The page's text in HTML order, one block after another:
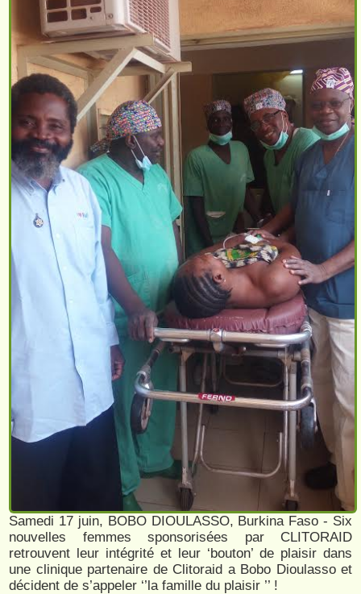
Samedi 17 juin, BOBO DIOULASSO, Burkina Faso - Six
nouvelles femmes sponsorisées par CLITORAID
retrouvent leur intégrité et leur ‘bouton’ de plaisir dans
une clinique partenaire de Clitoraid a Bobo Dioulasso et
décident de s’appeler ‘’la famille du plaisir ’’ !